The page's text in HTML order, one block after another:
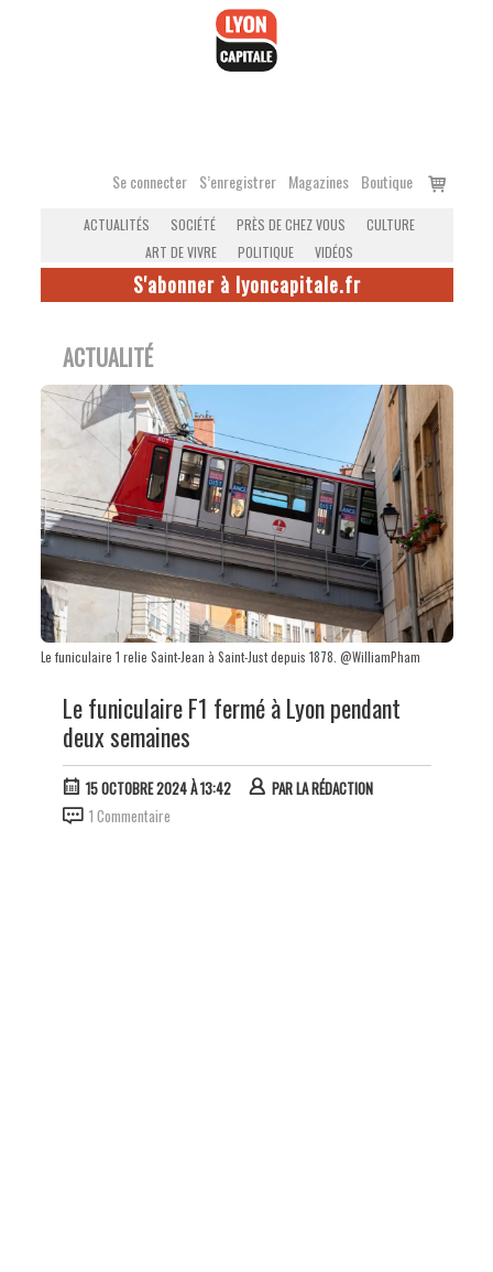
Se connecter S’enregistrer Magazines Boutique
Voir
ACTUALITÉS SOCIÉTÉ PRÈS DE CHEZ VOUS
CULTURE
ART DE VIVRE
POLITIQUE VIDÉOS
S'abonner à lyoncapitale.fr
ACTUALITÉ
Le funiculaire 1 relie Saint-Jean à Saint-Just depuis 1878. @WilliamPham
Le funiculaire F1 fermé à Lyon pendant
deux semaines
15 OCTOBRE 2024 À 13:42 PARLA RÉDACTION
1 Commentaire